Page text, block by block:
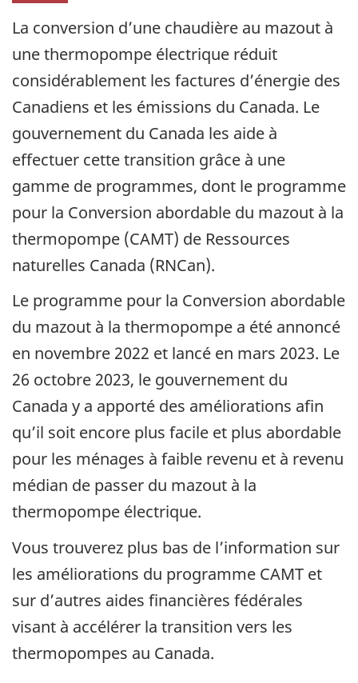
La conversion d’une chaudière au mazout à
une thermopompe électrique réduit
considérablement les factures d’énergie des
Canadiens et les émissions du Canada. Le
gouvernement du Canada les aide à
effectuer cette transition grâce à une
gamme de programmes, dont le programme
pour la Conversion abordable du mazout à la
thermopompe (CAMT) de Ressources
naturelles Canada (RNCan).
Le programme pour la Conversion abordable
du mazout à la thermopompe a été annoncé
en novembre 2022 et lancé en mars 2023. Le
26 octobre 2023, le gouvernement du
Canada y a apporté des améliorations afin
qu’il soit encore plus facile et plus abordable
pour les ménages à faible revenu et à revenu
médian de passer du mazout à la
thermopompe électrique.
Vous trouverez plus bas de l’information sur
les améliorations du programme CAMT et
sur d’autres aides financières fédérales
visant à accélérer la transition vers les
thermopompes au Canada.